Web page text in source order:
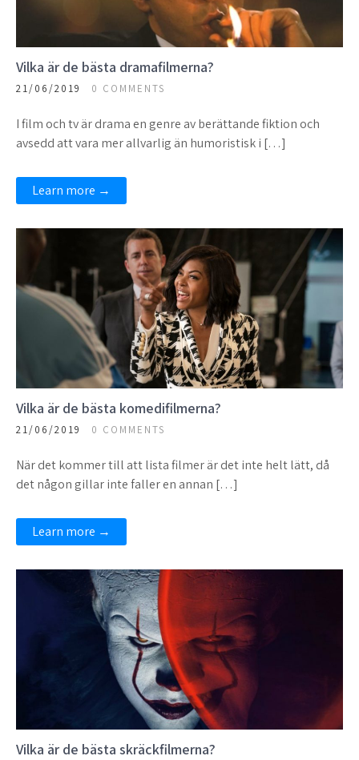
Vilka är de bästa dramafilmerna?
21/06/2019 0 COMMENTS
I film och tv är drama en genre av berättande fiktion och
avsedd att vara mer allvarlig än humoristisk i […]
Learn more →
Vilka är de bästa komedifilmerna?
21/06/2019 0 COMMENTS
När det kommer till att lista filmer är det inte helt lätt, då
det någon gillar inte faller en annan […]
Learn more →
Vilka är de bästa skräckfilmerna?